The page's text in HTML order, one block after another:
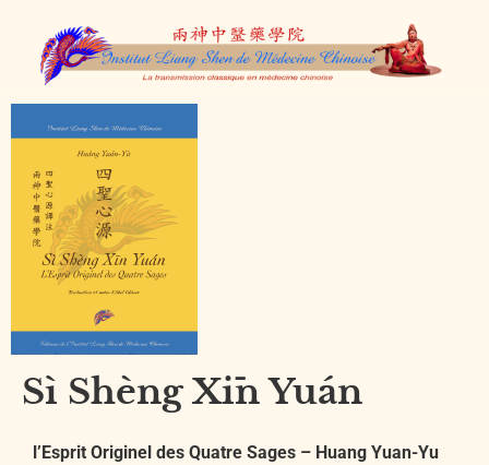
Sì Shèng Xīn Yuán
l’Esprit Originel des Quatre Sages – Huang Yuan-Yu